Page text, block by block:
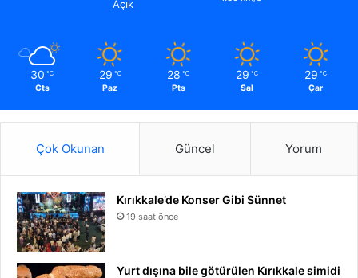
Açık
30 ℃
Cts
29 ℃
Paz
28 ℃
Pts
29 ℃
Sal
29 ℃
Çar
Çok Okunan Güncel Yorum
Kırıkkale’de Konser Gibi Sünnet
19 saat önce
Yurt dışına bile götürülen Kırıkkale simidi